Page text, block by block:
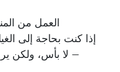
— العمل من
— لا بأس، ولكن